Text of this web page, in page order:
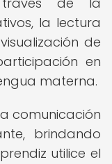
la lectura
de
en
materna.
comunicación
brindando
utilice el